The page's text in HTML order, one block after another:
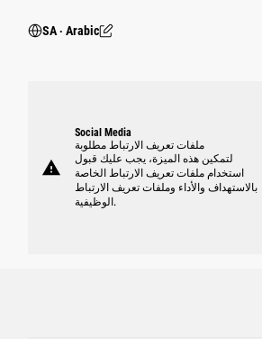
SA ‧ Arabic
warning
Social Media
ملفات تعريف الارتباط مطلوبة
لتمكين هذه الميزة، يجب عليك قبول
استخدام ملفات تعريف الارتباط الخاصة
بالاستهداف والأداء وملفات تعريف الارتباط
الوظيفية.